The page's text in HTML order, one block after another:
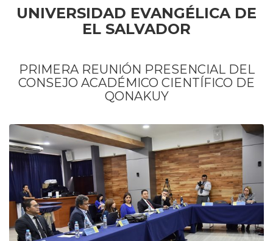
UNIVERSIDAD EVANGÉLICA DE
EL SALVADOR
PRIMERA REUNIÓN PRESENCIAL DEL
CONSEJO ACADÉMICO CIENTÍFICO DE
QONAKUY